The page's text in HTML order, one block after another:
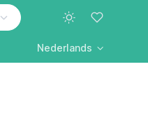
Nederlands